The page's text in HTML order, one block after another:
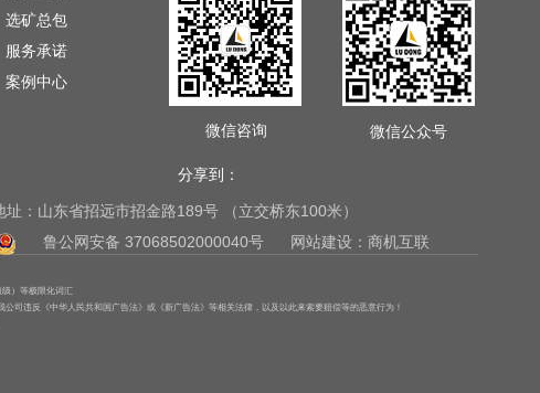
选矿总包
服务承诺
案例中心
微信咨询 微信公众号
分享到：
：山东省招远市招金路189号 （立交桥东100米）
鲁公网安备 37068502000040号 网站建设：商机互联
）等极限化词汇
司违反《中华人民共和国广告法》或《新广告法》等相关法律，以及以此来索要赔偿等的恶意行为！